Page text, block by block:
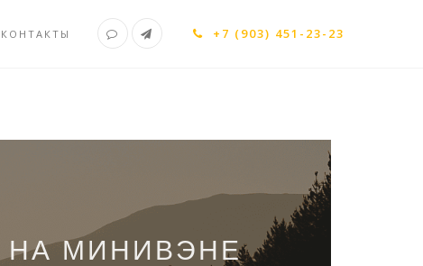
КОНТАКТЫ +7 (903) 451-23-23
НА МИНИВЭНЕ